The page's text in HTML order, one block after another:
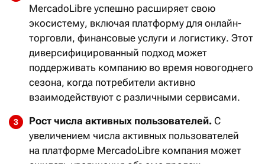
MercadoLibre успешно расширяет свою
экосистему, включая платформу для онлайн-
торговли, финансовые услуги и логистику. Этот
диверсифицированный подход может
поддерживать компанию во время новогоднего
сезона, когда потребители активно
взаимодействуют с различными сервисами.
Рост числа активных пользователей. С
увеличением числа активных пользователей
на платформе MercadoLibre компания может